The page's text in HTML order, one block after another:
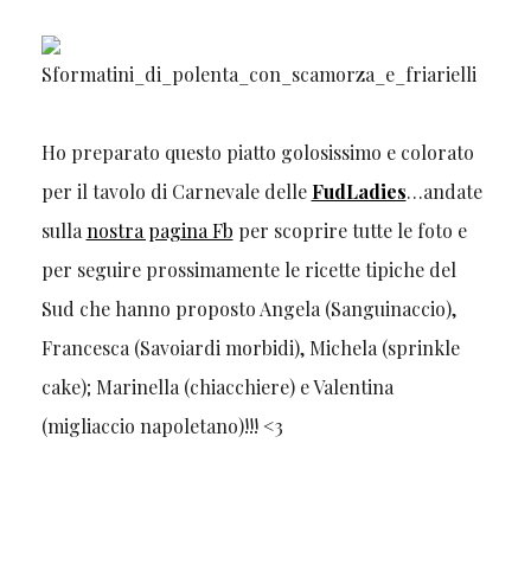
Ho preparato questo piatto golosissimo e colorato
per il tavolo di Carnevale delle FudLadies…andate
sullanostra pagina Fb per scoprire tutte le foto e
per seguire prossimamente le ricette tipiche del
Sud che hanno proposto Angela (Sanguinaccio),
Francesca (Savoiardi morbidi), Michela (sprinkle
cake); Marinella (chiacchiere) e Valentina
(migliaccio napoletano)!!! <3